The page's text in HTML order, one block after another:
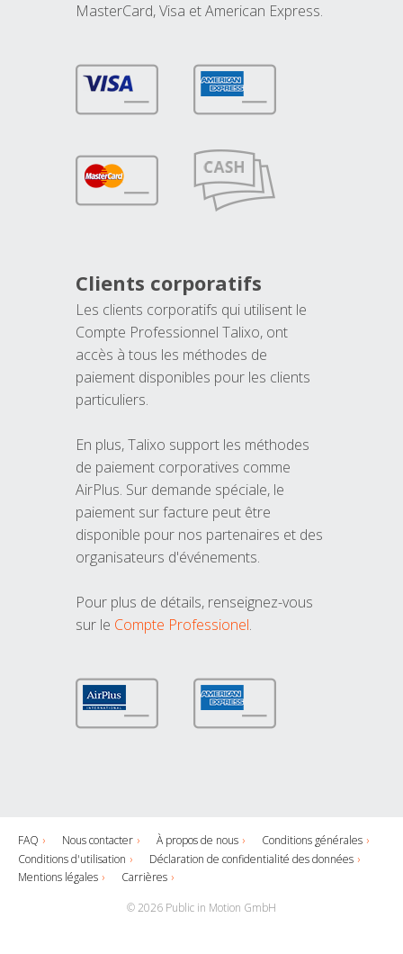
MasterCard, Visa et American Express.
Clients corporatifs
Les clients corporatifs qui utilisent le
Compte Professionnel Talixo, ont
accès à tous les méthodes de
paiement disponibles pour les clients
particuliers.
En plus, Talixo support les méthodes
de paiement corporatives comme
AirPlus. Sur demande spéciale, le
paiement sur facture peut être
disponible pour nos partenaires et des
organisateurs d'événements.
Pour plus de détails, renseignez-vous
sur le Compte Professionel.
FAQ Nous contacter À propos de nous
Conditions générales
Conditions d'utilisation
Déclaration de confidentialité des données
Mentions légales
Carrières
© 2026 Public in Motion GmbH